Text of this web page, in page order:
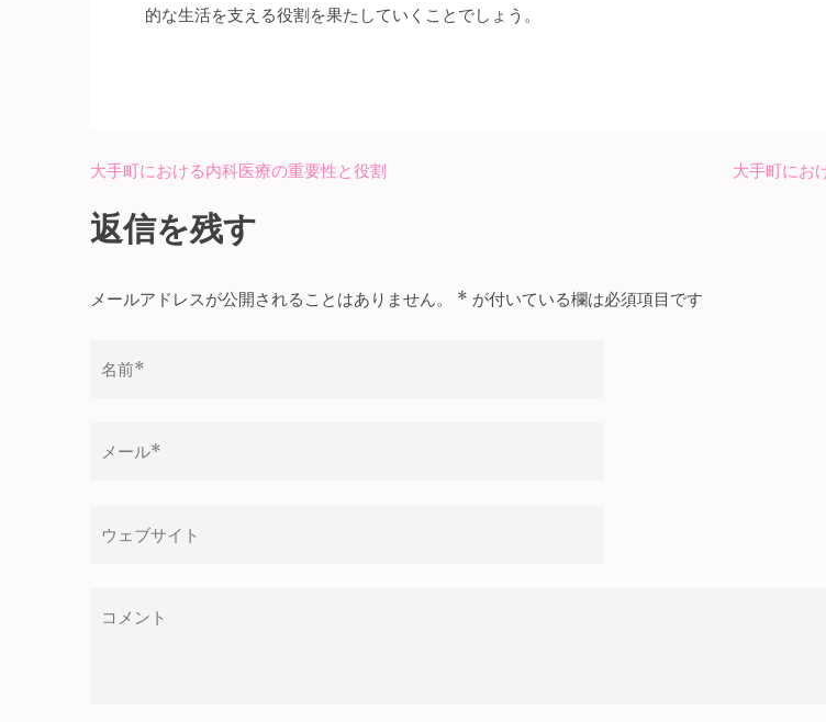
的な生活を支える役割を果たしていくことでしょう。
稿
ナ
ビ
シ
ン
大手町における内科医療の重要性と役割 大手町にお
返信を残す
メールアドレスが公開されることはありません。 * が付いている欄は必須項目です